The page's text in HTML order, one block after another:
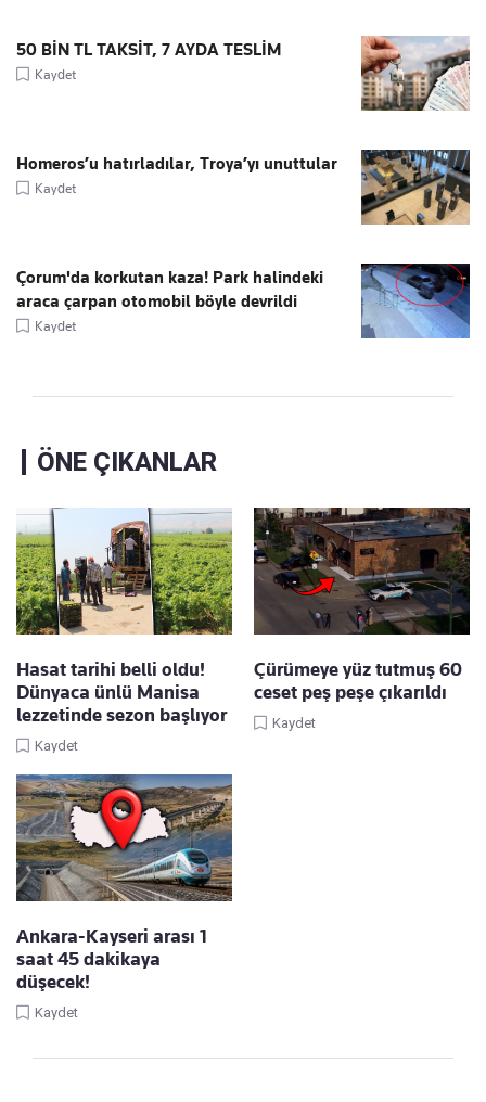
50 BİN TL TAKSİT, 7 AYDA TESLİM
Kaydet
Homeros’u hatırladılar, Troya’yı unuttular
Kaydet
Çorum'da korkutan kaza! Park halindeki
araca çarpan otomobil böyle devrildi
Kaydet
ÖNE ÇIKANLAR
Hasat tarihi belli oldu!
Dünyaca ünlü Manisa
lezzetinde sezon başlıyor
Kaydet
Çürümeye yüz tutmuş 60
ceset peş peşe çıkarıldı
Kaydet
Ankara-Kayseri arası 1
saat 45 dakikaya
düşecek!
Kaydet